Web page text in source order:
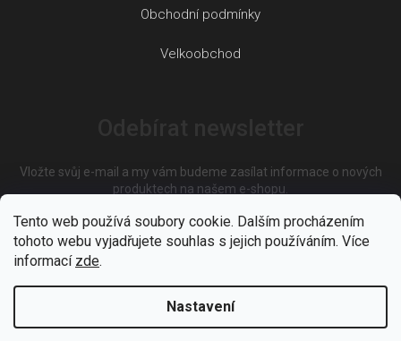
Tento web používá soubory cookie. Dalším procházením
tohoto webu vyjadřujete souhlas s jejich používáním. Více
informací zde.
Nastavení
Obchodní podmínky
Velkoobchod
Vložte svůj e-mail a my vám budeme zasílat informace o nových
produktech na našem e-shopu.
E-mail
Vložením e-mailu souhlasíte spodmínkami ochrany osobních
údajů